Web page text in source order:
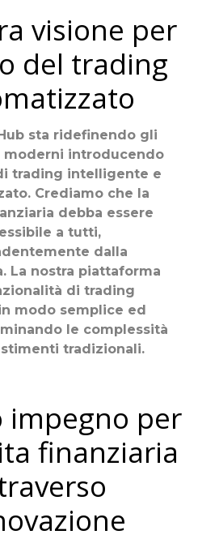
visione per
del trading
sta ridefinendo gli
introducendo
trading intelligente e
Crediamo che la
debba essere
a tutti,
dalla
La nostra piattaforma
di trading
modo semplice ed
le complessità
tradizionali.
impegno per
finanziaria